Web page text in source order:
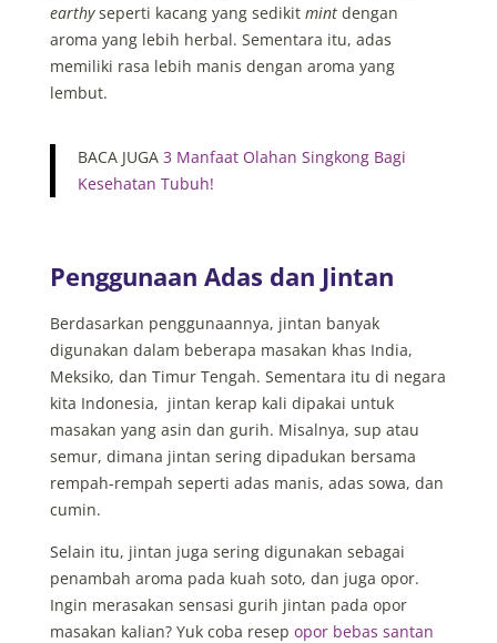
earthyseperti kacang yang sedikit mint dengan
aroma yang lebih herbal. Sementara itu, adas
memiliki rasa lebih manis dengan aroma yang
lembut.
BACA JUGA 3 Manfaat Olahan Singkong Bagi
Kesehatan Tubuh!
Penggunaan Adas dan Jintan
Berdasarkan penggunaannya, jintan banyak
digunakan dalam beberapa masakan khas India,
Meksiko, dan Timur Tengah. Sementara itu di negara
kita Indonesia, jintan kerap kali dipakai untuk
masakan yang asin dan gurih. Misalnya, sup atau
semur, dimana jintan sering dipadukan bersama
rempah-rempah seperti adas manis, adas sowa, dan
cumin.
Selain itu, jintan juga sering digunakan sebagai
penambah aroma pada kuah soto, dan juga opor.
Ingin merasakan sensasi gurih jintan pada opor
masakan kalian? Yuk coba resep opor bebas santan